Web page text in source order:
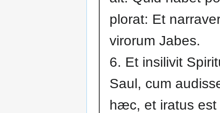
plorat: Et
virorum Jabes.
6. Et insilivit
Saul, cum
hæc, et iratus est